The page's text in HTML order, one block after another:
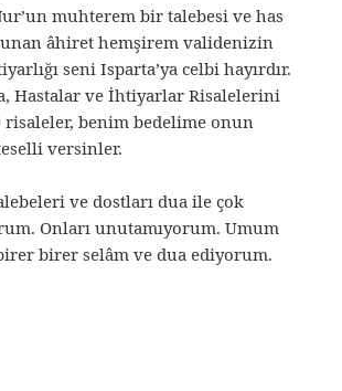
muhterem bir talebesi ve has
âhiret hemşirem validenizin
seni Isparta’ya celbi hayırdır.
Hastalar ve İhtiyarlar Risalelerini
risaleler, benim bedelime onun
versinler.
ve dostları dua ile çok
Onları unutamıyorum. Umum
birer selâm ve dua ediyorum.